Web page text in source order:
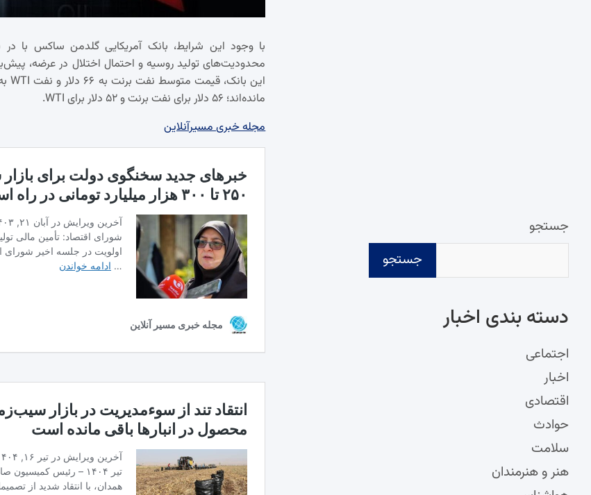
مانده‌اند؛ ۵۶ دلار برای نفت برنت و ۵۲ دلار برای WTI.
مجله خبری مسیرآنلاین
جستجو
جستجو
دسته‌ بندی اخبار
اجتماعی
اخبار
اقتصادی
حوادث
سلامت
هنر و هنرمندان